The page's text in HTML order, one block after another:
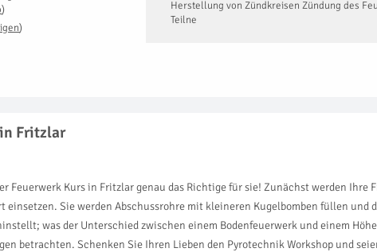
Herstellung von Zündkreisen Zündung des
Teilne
)
)
Fritzlar
Feuerwerk Kurs in Fritzlar genau das Richtige für sie! Zunächst werden Ihre
Sie werden Abschussrohre mit kleineren Kugelbomben füllen und
was der Unterschied zwischen einem Bodenfeuerwerk und einem
betrachten. Schenken Sie Ihren Lieben den Pyrotechnik Workshop und